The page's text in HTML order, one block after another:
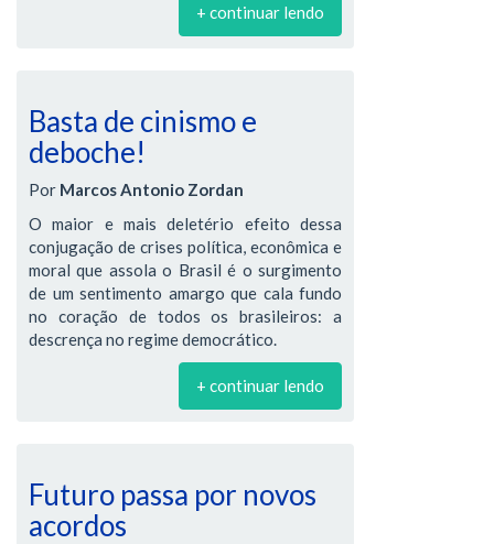
+ continuar lendo
Basta de cinismo e
deboche!
Por Marcos Antonio Zordan
O maior e mais deletério efeito dessa
conjugação de crises política, econômica e
moral que assola o Brasil é o surgimento
de um sentimento amargo que cala fundo
no coração de todos os brasileiros: a
descrença no regime democrático.
+ continuar lendo
Futuro passa por novos
acordos